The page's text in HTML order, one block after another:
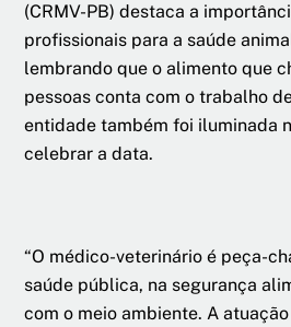
(CRMV-PB) destaca a
profissionais para a saúde
lembrando que o alimento que
pessoas conta com o trabalho
entidade também foi iluminada
celebrar a data.
“O médico-veterinário é peça-
saúde pública, na segurança
com o meio ambiente. A